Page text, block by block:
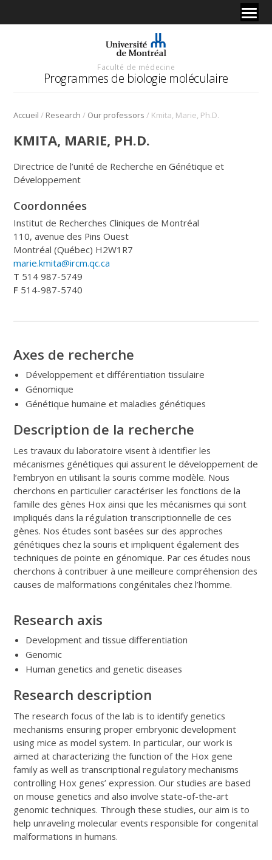
Faculté de médecine
Programmes de biologie moléculaire
Accueil / Research / Our professors / Kmita, Marie, Ph.D.
KMITA, MARIE, PH.D.
Directrice de l’unité de Recherche en Génétique et
Développement
Coordonnées
Institut de Recherches Cliniques de Montréal
110, avenue des Pins Ouest
Montréal (Québec) H2W1R7
marie.kmita@ircm.qc.ca
T 514 987-5749
F 514-987-5740
Axes de recherche
Développement et différentiation tissulaire
Génomique
Génétique humaine et maladies génétiques
Description de la recherche
Les travaux du laboratoire visent à identifier les
mécanismes génétiques qui assurent le développement de
l’embryon en utilisant la souris comme modèle. Nous
cherchons en particulier caractériser les fonctions de la
famille des gènes Hox ainsi que les mécanismes qui sont
impliqués dans la régulation transcriptionnelle de ces
gènes. Nos études sont basées sur des approches
génétiques chez la souris et impliquent également des
techniques de pointe en génomique. Par ces études nous
cherchons à contribuer à une meilleure compréhension des
causes de malformations congénitales chez l’homme.
Research axis
Development and tissue differentiation
Genomic
Human genetics and genetic diseases
Research description
The research focus of the lab is to identify genetics
mechanisms ensuring proper embryonic development
using mice as model system. In particular, our work is
aimed at characterizing the function of the Hox gene
family as well as transcriptional regulatory mechanisms
controlling Hox genes’ expression. Our studies are based
on mouse genetics and also involve state-of-the-art
genomic techniques. Through these studies, our aim is to
help unraveling molecular events responsible for congenital
malformations in humans.